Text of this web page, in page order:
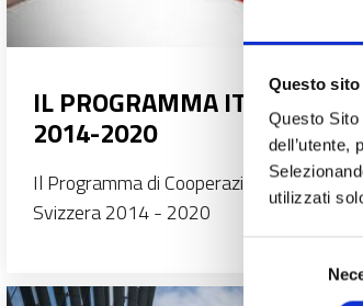
Questo
Questo
dell’utente,
utilizzati
IL PROGRAMMA ITALIA-
2014-2020
Il Programma di Cooperazione
Svizzera 2014 - 2020